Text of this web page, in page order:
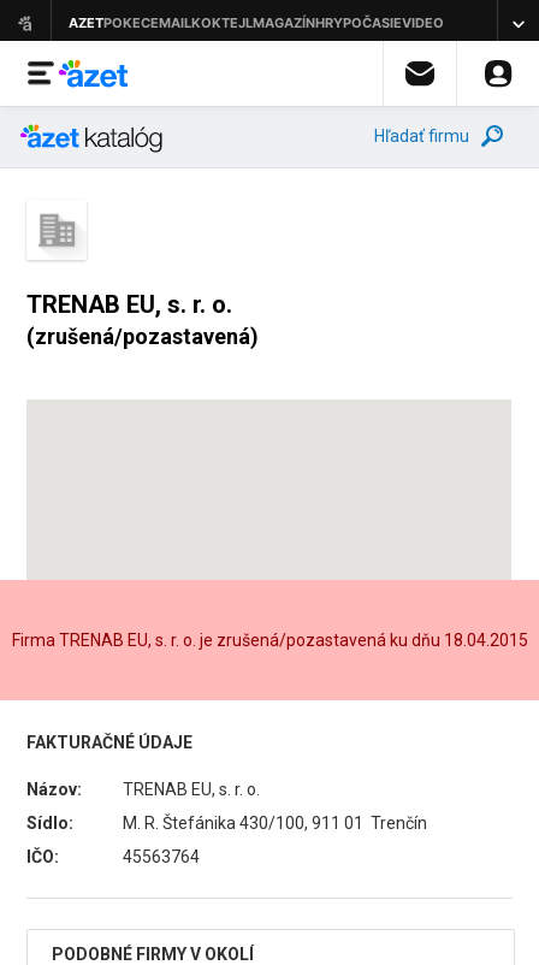
Hľadať firmu
TRENAB EU, s. r. o.
(zrušená/pozastavená)
Firma TRENAB EU, s. r. o. je zrušená/pozastavená ku dňu 18.04.2015
FAKTURAČNÉ ÚDAJE
Názov:
TRENAB EU, s. r. o.
Sídlo:
M. R. Štefánika 430/100, 911 01 Trenčín
IČO:
45563764
PODOBNÉ FIRMY V OKOLÍ